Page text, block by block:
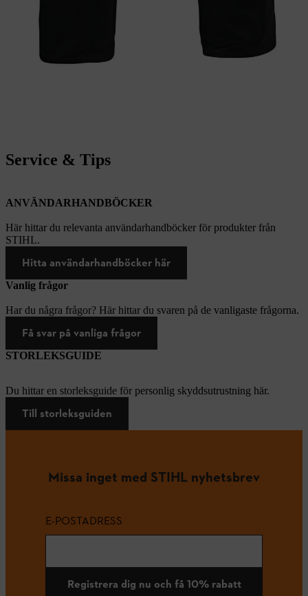
Service & Tips
ANVÄNDARHANDBÖCKER
Här hittar du relevanta användarhandböcker för produkter från
STIHL.
Hitta användarhandböcker här
Vanlig frågor
Har du några frågor? Här hittar du svaren på de vanligaste frågorna.
Få svar på vanliga frågor
STORLEKSGUIDE
Du hittar en storleksguide för personlig skyddsutrustning här.
Till storleksguiden
Missa inget med STIHL nyhetsbrev
E-POSTADRESS
Registrera dig nu och få 10% rabatt